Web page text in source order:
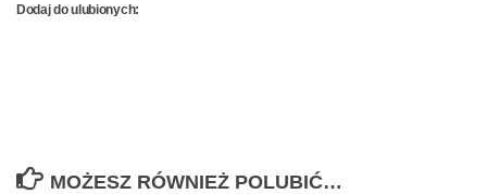
Dodaj do ulubionych:
MOŻESZ RÓWNIEŻ POLUBIĆ…